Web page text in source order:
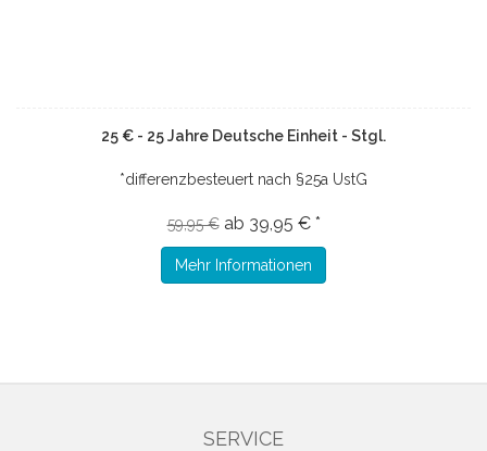
25 € - 25 Jahre Deutsche Einheit - Stgl.
*differenzbesteuert nach §25a UstG
59,95 € ab 39,95 € *
Mehr Informationen
SERVICE